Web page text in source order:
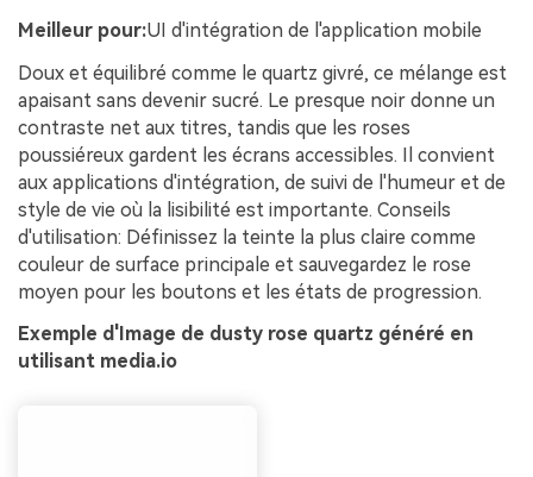
Meilleur pour:UI d'intégration de l'application mobile
Doux et équilibré comme le quartz givré, ce mélange est
apaisant sans devenir sucré. Le presque noir donne un
contraste net aux titres, tandis que les roses
poussiéreux gardent les écrans accessibles. Il convient
aux applications d'intégration, de suivi de l'humeur et de
style de vie où la lisibilité est importante. Conseils
d'utilisation: Définissez la teinte la plus claire comme
couleur de surface principale et sauvegardez le rose
moyen pour les boutons et les états de progression.
Exemple d'Image de dusty rose quartz généré en
utilisant media.io